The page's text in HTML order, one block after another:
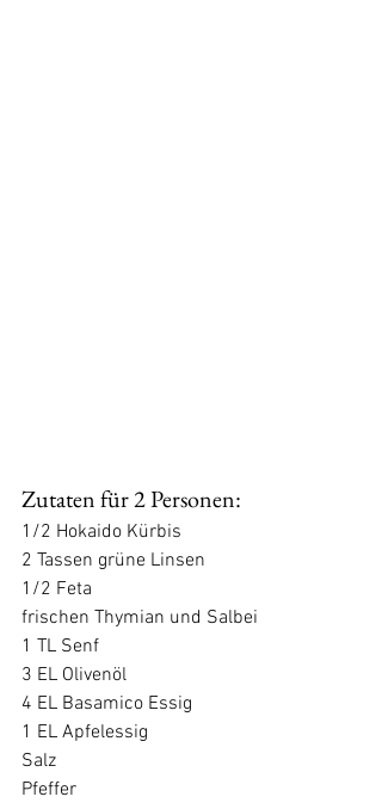
Zutaten für 2 Personen:
1/2 Hokaido Kürbis
2 Tassen grüne Linsen
1/2 Feta
frischen Thymian und Salbei
1 TL Senf
3 EL Olivenöl
4 EL Basamico Essig
1 EL Apfelessig
Salz
Pfeffer